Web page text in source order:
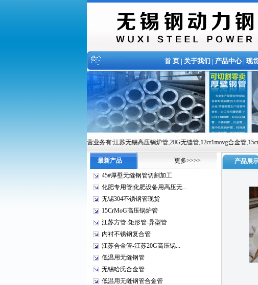
首 页 | 关于我们 | 产品中心| 现
铁有限公司欢迎您的到来!主营业务有:江苏无锡高压锅炉管,20G无缝管,12cr1movg合金管
最新产品 更多>>>>
45#厚壁无缝钢管切割加工
化肥专用管|化肥设备用高压无...
无锡304不锈钢管现货
15CrMoG高压锅炉管
江苏方管-矩形管-异型管
内衬不锈钢复合管
江苏合金管-江苏20G高压锅...
低温用无缝钢管
无锡哈氏合金管
低温用无缝钢管合金管
产品展